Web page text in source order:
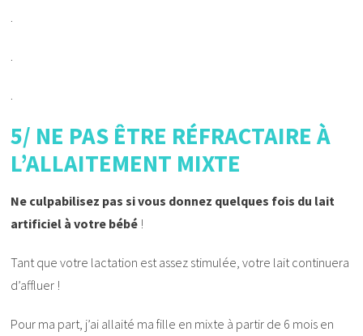
.
.
.
5/ NE PAS ÊTRE RÉFRACTAIRE À
L’ALLAITEMENT MIXTE
Ne culpabilisez pas si vous donnez quelques fois du lait
artificiel à votre bébé !
Tant que votre lactation est assez stimulée, votre lait continuera
d’affluer !
Pour ma part, j’ai allaité ma fille en mixte à partir de 6 mois en